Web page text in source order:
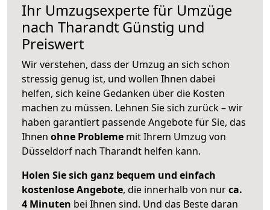
Ihr Umzugsexperte für Umzüge
nach Tharandt Günstig und
Preiswert
Wir verstehen, dass der Umzug an sich schon
stressig genug ist, und wollen Ihnen dabei
helfen, sich keine Gedanken über die Kosten
machen zu müssen. Lehnen Sie sich zurück – wir
haben garantiert passende Angebote für Sie, das
Ihnen ohne Probleme mit Ihrem Umzug von
Düsseldorf nach Tharandt helfen kann.
Holen Sie sich ganz bequem und einfach
kostenlose Angebote, die innerhalb von nurca.
4 Minuten bei Ihnen sind. Und das Beste daran